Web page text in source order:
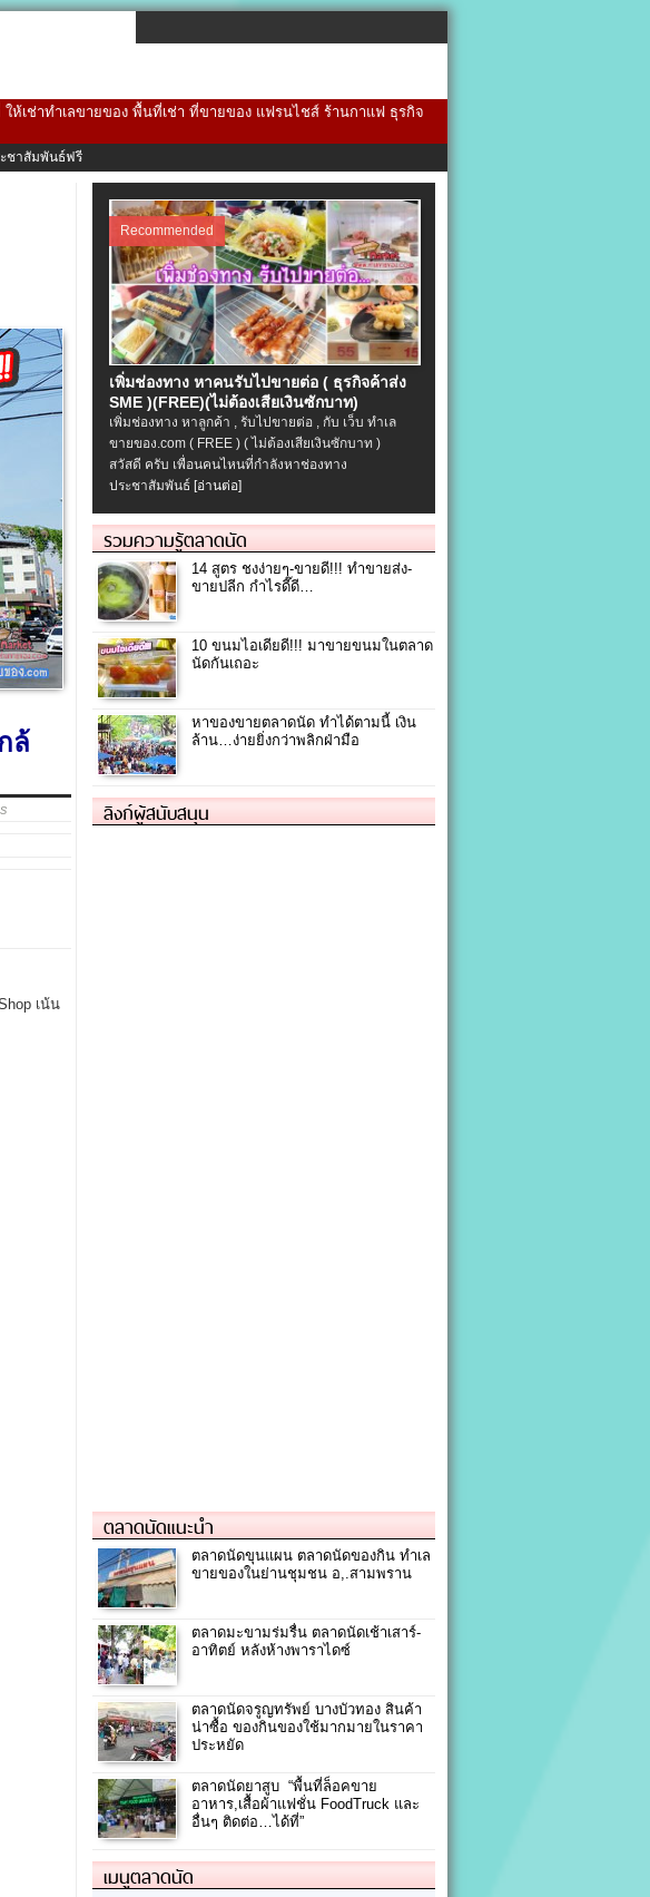
เช่าทำเลขายของ พื้นที่เช่า ที่ขายของ แฟรนไชส์ ร้านกาแฟ ธุรกิจ
ชาสัมพันธ์ฟรี
ล้
เน้น
Recommended
เพิ่มช่องทาง หาคนรับไปขายต่อ ( ธุรกิจค้าส่ง
SME )(FREE)(ไม่ต้องเสียเงินซักบาท)
เพิ่มช่องทาง หาลูกค้า , รับไปขายต่อ , กับ เว็บ ทำเล
ขายของ.com ( FREE ) ( ไม่ต้องเสียเงินซักบาท )
สวัสดี ครับ เพื่อนคนไหนที่กำลังหาช่องทาง
ประชาสัมพันธ์ [อ่านต่อ]
รวมความรู้ตลาดนัด
14 สูตร ชงง่ายๆ-ขายดี!!! ทำขายส่ง-
ขายปลีก กำไรดี๊ดี…
10 ขนมไอเดียดี!!! มาขายขนมในตลาด
นัดกันเถอะ
หาของขายตลาดนัด ทำได้ตามนี้ เงิน
ล้าน…ง่ายยิ่งกว่าพลิกฝ่ามือ
ลิงก์ผู้สนับสนุน
ตลาดนัดแนะนำ
ตลาดนัดขุนแผน ตลาดนัดของกิน ทำเล
ขายของในย่านชุมชน อ,.สามพราน
ตลาดมะขามร่มรื่น ตลาดนัดเช้าเสาร์-
อาทิตย์ หลังห้างพาราไดซ์
ตลาดนัดจรูญทรัพย์ บางบัวทอง สินค้า
น่าซื้อ ของกินของใช้มากมายในราคา
ประหยัด
ตลาดนัด​ยาสูบ​ “พื้นที่ล็อคขาย
อาหาร,เสื้อผ้าแฟชั่น FoodTruck และ
อื่นๆ ติดต่อ…ได้ที่”
เมนูตลาดนัด